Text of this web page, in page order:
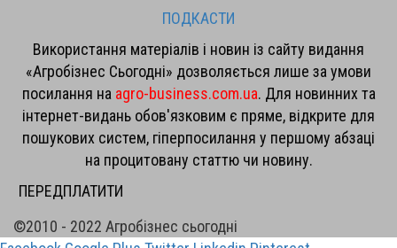
ПОДКАСТИ
Використання матеріалів і новин із сайту видання
«Агробізнес Сьогодні» дозволяється лише за умови
посилання на agro-business.com.ua. Для новинних та
інтернет-видань обов'язковим є пряме, відкрите для
пошукових систем, гіперпосилання у першому абзаці
на процитовану статтю чи новину.
ПЕРЕДПЛАТИТИ
©2010 - 2022 Агробізнес сьогодні